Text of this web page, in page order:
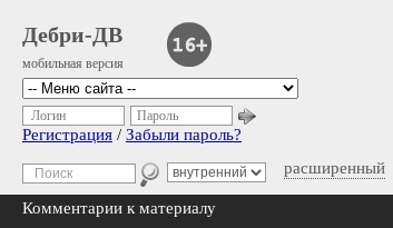
Дебри-ДВ
мобильная версия
расширенный
Логин Пароль
Регистрация / Забыли пароль?
Комментарии к материалу